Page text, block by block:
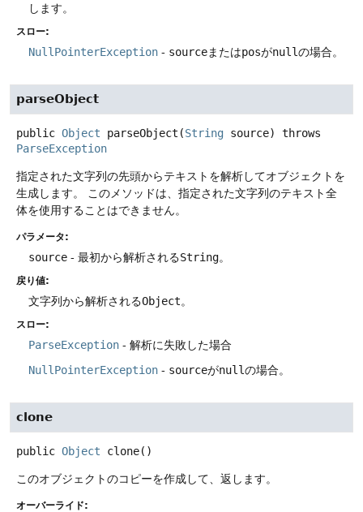
します。
スロー:
NullPointerException - sourceまたはposがnullの場合。
parseObject
public Object parseObject (String source)
throws
ParseException
指定された文字列の先頭からテキストを解析してオブジェクトを
生成します。
このメソッドは、指定された文字列のテキスト全
体を使用することはできません。
パラメータ:
source - 最初から解析されるString。
戻り値:
文字列から解析されるObject。
スロー:
ParseException - 解析に失敗した場合
NullPointerException - sourceがnullの場合。
clone
public Object clone()
このオブジェクトのコピーを作成して、返します。
オーバーライド: